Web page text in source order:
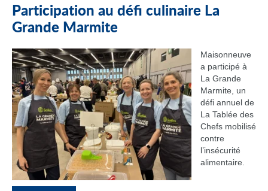
Participation au défi culinaire La
Grande Marmite
Maisonneuve
a participé à
La Grande
Marmite, un
défi annuel de
La Tablée des
Chefs mobilisé
contre
l’insécurité
alimentaire.